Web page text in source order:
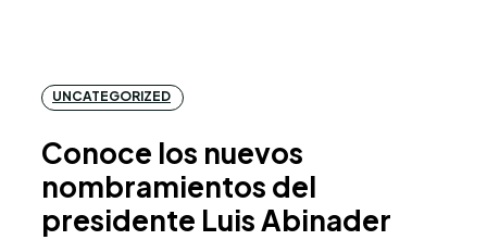
UNCATEGORIZED
Conoce los nuevos
nombramientos del
presidente Luis Abinader